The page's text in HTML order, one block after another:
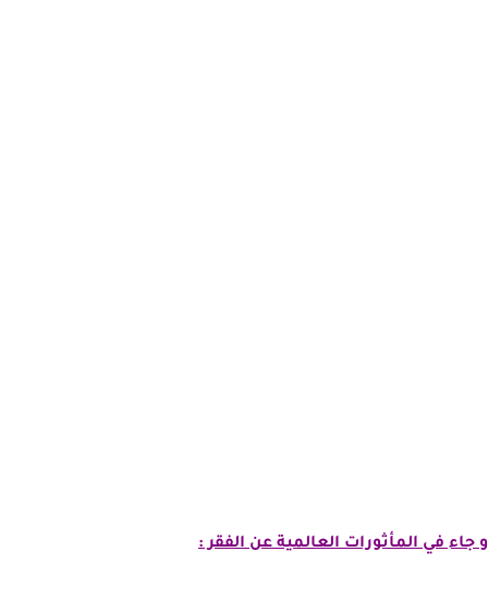
و جاء في المأثورات العالمية عن الفقر :